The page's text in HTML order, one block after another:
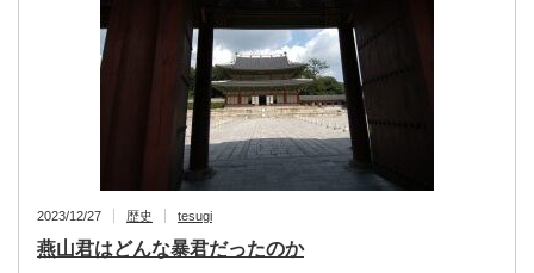
2023/12/27 歴史 tesugi
燕山君はどんな暴君だったのか